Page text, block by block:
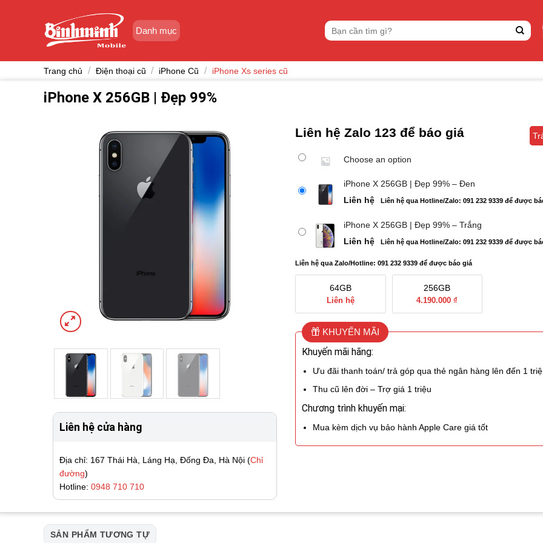
Danh mục
Tìm
kiếm:
Trang chủ / Điện thoại cũ / iPhone Cũ / iPhone Xs series cũ
iPhone X 256GB | Đẹp 99%
Liên hệ cửa hàng
Địa chỉ: 167 Thái Hà, Láng Hạ, Đống Đa, Hà Nội (Chỉ
đường)
Hotline: 0948 710 710
Liên hệ Zalo 123 để báo giá
Choose an option
iPhone X 256GB | Đẹp 99% – Đen
Liên hệ
Liên hệ qua Hotline/Zalo: 091 232 9339 để được
iPhone X 256GB | Đẹp 99% – Trắng
Liên hệ
Liên hệ qua Hotline/Zalo: 091 232 9339 để được
Liên hệ qua Zalo/Hotline: 091 232 9339 để được báo giá
64GB
Liên hệ
256GB
4.190.000 ₫
KHUYẾN MÃI
Khuyến mãi hãng:
Ưu đãi thanh toán/ trả góp qua thẻ ngân hàng lên đến 1
Thu cũ lên đời – Trợ giá 1 triệu
Chương trình khuyến mại:
Mua kèm dịch vụ bảo hành Apple Care giá tốt
SẢN PHẨM TƯƠNG TỰ